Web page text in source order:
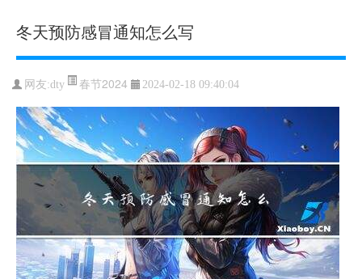
冬天预防感冒通知怎么写
网友:dty 春节2024 2024-02-18 09:40:04